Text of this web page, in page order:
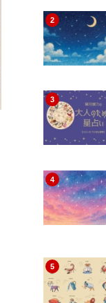
2
3
4
5